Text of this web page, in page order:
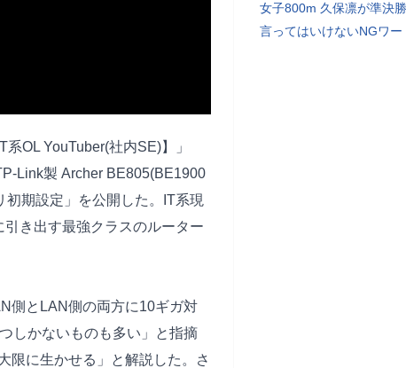
OL YouTuber(社内SE)】」
Link製 Archer BE805(BE1900
期設定」を公開した。IT系現
き出す最強クラスのルーター
側とLAN側の両方に10ギガ対
しかないものも多い」と指摘
限に生かせる」と解説した。さ
女子800m 久保凛が準決
言ってはいけないNGワー